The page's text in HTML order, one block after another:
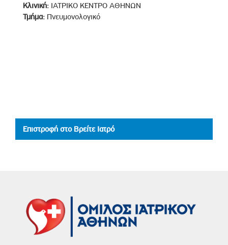
Κλινική: ΙΑΤΡΙΚΟ ΚΕΝΤΡΟ ΑΘΗΝΩΝ
Τμήμα: Πνευμονολογικό
Επιστροφή στο Βρείτε Ιατρό